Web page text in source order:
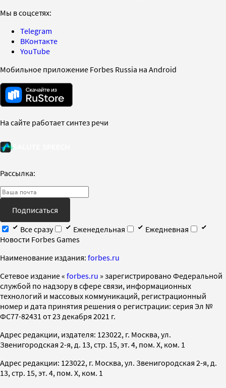
Мы в соцсетях:
Telegram
ВКонтакте
YouTube
Мобильное приложение Forbes Russia на Android
На сайте работает синтез речи
Рассылка:
Подписаться
Все сразу
Еженедельная
Ежедневная
Новости Forbes Games
Наименование издания: forbes.ru
Cетевое издание « forbes.ru » зарегистрировано Федеральной
службой по надзору в сфере связи, информационных
технологий и массовых коммуникаций, регистрационный
номер и дата принятия решения о регистрации: серия Эл №
ФС77-82431 от 23 декабря 2021 г.
Адрес редакции, издателя: 123022, г. Москва, ул.
Звенигородская 2-я, д. 13, стр. 15, эт. 4, пом. X, ком. 1
Адрес редакции: 123022, г. Москва, ул. Звенигородская 2-я, д.
13, стр. 15, эт. 4, пом. X, ком. 1